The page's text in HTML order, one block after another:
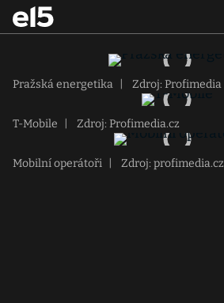
Pražská energetika Zdroj: Profimedia
T-Mobile Zdroj: Profimedia.cz
Mobilní operátoři Zdroj: profimedia.cz